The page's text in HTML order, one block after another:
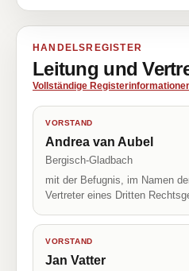
HANDELSREGISTER
Leitung und
Vollständige
VORSTAND
Andrea van Aubel
Bergisch-Gladbach
mit der Befugnis, im Namen
Vertreter eines Dritten
VORSTAND
Jan Vatter